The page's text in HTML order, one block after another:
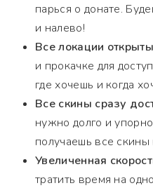
парься о донате.
и налево!
Все локации открыты
и прокачке для
где хочешь и когда
Все скины сразу
нужно долго и
получаешь все
Увеличенная
тратить время на